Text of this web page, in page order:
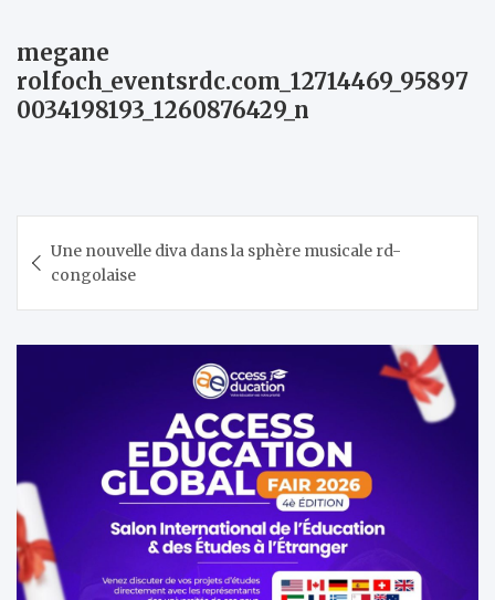
megane
rolfoch_eventsrdc.com_12714469_95897
0034198193_1260876429_n
de
l’article
Une nouvelle diva dans la sphère musicale rd-
congolaise